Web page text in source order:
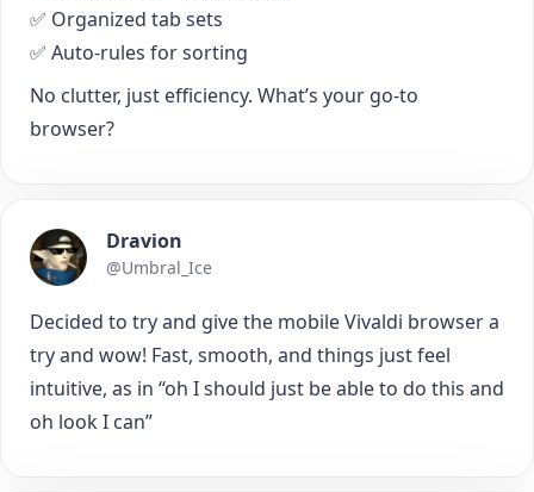
✅ Organized tab sets
✅ Auto-rules for sorting
No clutter, just efficiency. What’s your go-to
browser?
Dravion
@Umbral_Ice
Decided to try and give the mobile Vivaldi browser a
try and wow! Fast, smooth, and things just feel
intuitive, as in “oh I should just be able to do this and
oh look I can”